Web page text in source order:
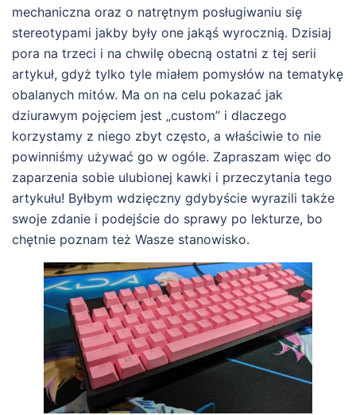
mechaniczna oraz o natrętnym posługiwaniu się
stereotypami jakby były one jakąś wyrocznią. Dzisiaj
pora na trzeci i na chwilę obecną ostatni z tej serii
artykuł, gdyż tylko tyle miałem pomysłów na tematykę
obalanych mitów. Ma on na celu pokazać jak
dziurawym pojęciem jest „custom” i dlaczego
korzystamy z niego zbyt często, a właściwie to nie
powinniśmy używać go w ogóle. Zapraszam więc do
zaparzenia sobie ulubionej kawki i przeczytania tego
artykułu! Byłbym wdzięczny gdybyście wyrazili także
swoje zdanie i podejście do sprawy po lekturze, bo
chętnie poznam też Wasze stanowisko.